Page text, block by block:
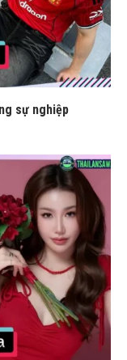
sự nghiệp